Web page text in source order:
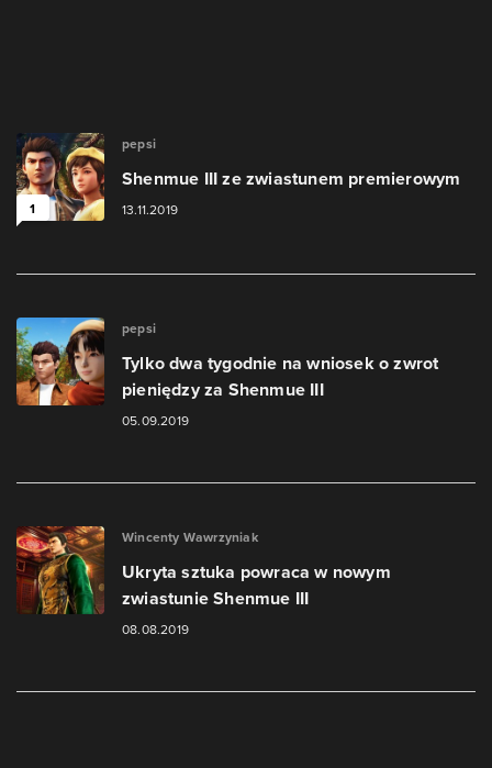
1
pepsi
Shenmue III ze zwiastunem premierowym
13.11.2019
pepsi
Tylko dwa tygodnie na wniosek o zwrot
pieniędzy za Shenmue III
05.09.2019
Wincenty Wawrzyniak
Ukryta sztuka powraca w nowym
zwiastunie Shenmue III
08.08.2019